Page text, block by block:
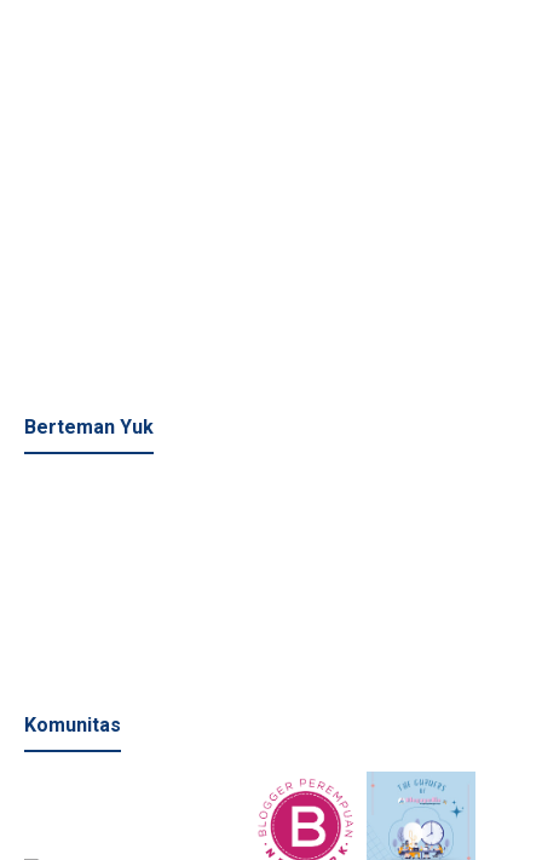
Berteman Yuk
Komunitas